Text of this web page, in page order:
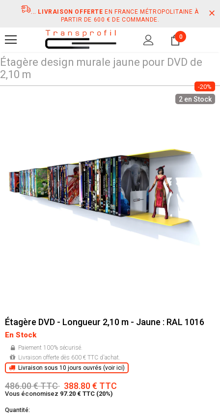
... LIVRAISON OFFERTE EN FRANCE MÉTROPOLITAINE À
PARTIR DE 600 € DE COMMANDE.
0
Étagère design murale jaune pour DVD de
2,10 m
-20%
2 en Stock
Étagère DVD - Longueur 2,10 m - Jaune : RAL 1016
En Stock
Paiement 100% sécurisé.
Livraison offerte dès 600 € TTC d'achat.
Livraison sous 10 jours ouvrés (voir ici)
486.00 € TTC 388.80 € TTC
Vous économisez 97.20 € TTC (20%)
Quantité: